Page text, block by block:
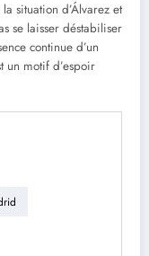
situation d’Álvarez et
se laisser déstabiliser
continue d’un
un motif d’espoir